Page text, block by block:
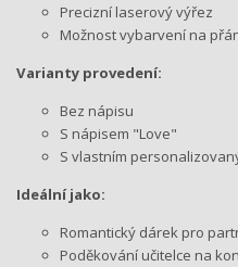
Precizní laserový výřez
Možnost vybarvení na
Varianty provedení:
Bez nápisu
S nápisem "Love"
S vlastním
Ideální jako:
Romantický dárek pro
Poděkování učitelce na